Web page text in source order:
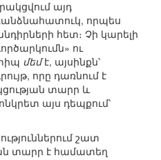
այդ
որպես
հետ։ Չի կարելի
ու
մեմէ, այսինքն՝
որը դառնում է
տարր և
այս դեպքում՝
շատ
տարր է համատեղ